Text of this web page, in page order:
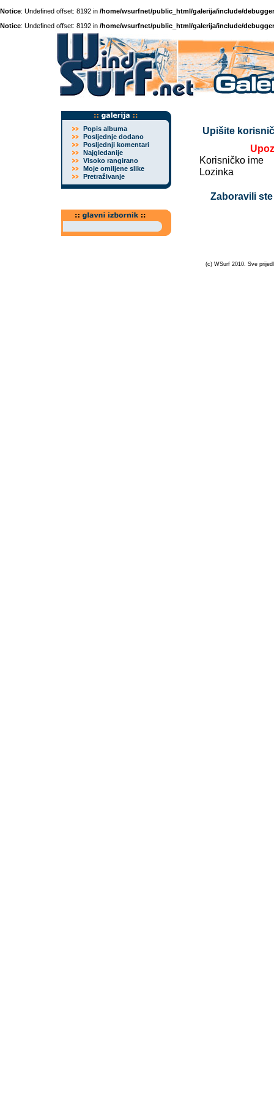
Notice: Undefined offset: 8192 in /home/wsurfnet/public_html/galerija/include/
Notice: Undefined offset: 8192 in /home/wsurfnet/public_html/galerija/include/
Popis albuma
Posljednje dodano
Posljednji komentari
Najgledanije
Visoko rangirano
Moje omiljene slike
Pretraživanje
Upišite
Korisničko ime
Lozinka
Zaboravili
(c) WSurf 2010. Sve